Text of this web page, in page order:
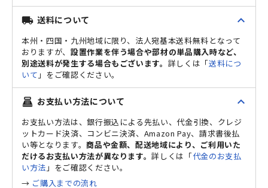
local_shipping 送料について expand_less
本州・四国・九州地域に限り、法人宛基本送料無料となって
おりますが、 設置作業を伴う場合や部材の単品購入時など、
別途送料が発生する場合もございます。 詳しくは「送料につ
いて 」をご確認ください。
point_of_sale お支払い方法について expand_less
お支払い方法は、銀行振込による先払い、代金引換、クレジ
ットカード決済、コンビニ決済、Amazon Pay、請求書後払
い等となります。商品や金額、配送地域により、ご利用いた
だけるお支払い方法が異なります。詳しくは「代金のお支払
い方法 」をご確認ください。
→ ご購入までの流れ